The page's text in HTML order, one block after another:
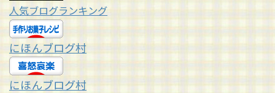
人気ブログランキング
にほんブログ村
にほんブログ村